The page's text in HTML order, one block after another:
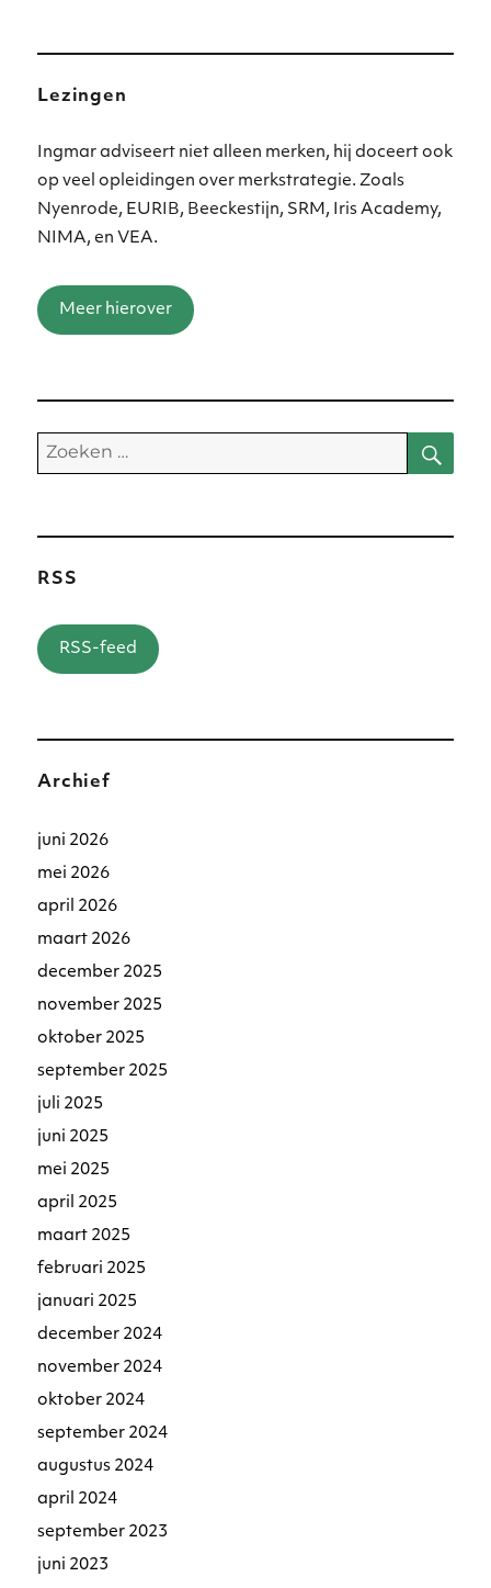
Lezingen
Ingmar adviseert niet alleen merken, hij doceert ook
op veel opleidingen over merkstrategie. Zoals
Nyenrode, EURIB, Beeckestijn, SRM, Iris Academy,
NIMA, en VEA.
Meer hierover
Zoeken
naar:
RSS
RSS-feed
Archief
juni 2026
mei 2026
april 2026
maart 2026
december 2025
november 2025
oktober 2025
september 2025
juli 2025
juni 2025
mei 2025
april 2025
maart 2025
februari 2025
januari 2025
december 2024
november 2024
oktober 2024
september 2024
augustus 2024
april 2024
september 2023
juni 2023